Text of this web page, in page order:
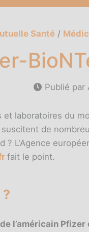
Santé/
Publié par
et laboratoires du
suscitent de
? L'Agence
fait le point.
l’américain Pfizer